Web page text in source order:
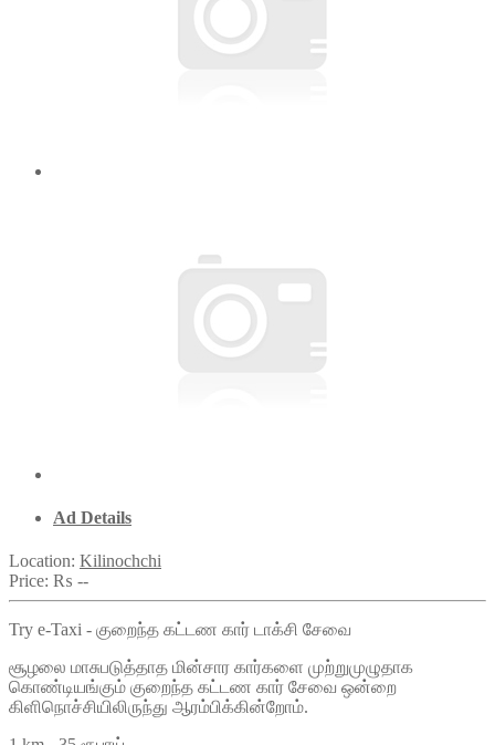
Ad Details
Location: Kilinochchi
Price: ₨ --
Try e-Taxi - குறைந்த கட்டண கார் டாக்சி சேவை
சூழலை மாசுபடுத்தாத மின்சார கார்களை முற்றுமுழுதாக
கொண்டியங்கும் குறைந்த கட்டண கார் சேவை ஒன்றை
கிளிநொச்சியிலிருந்து ஆரம்பிக்கின்றோம்.